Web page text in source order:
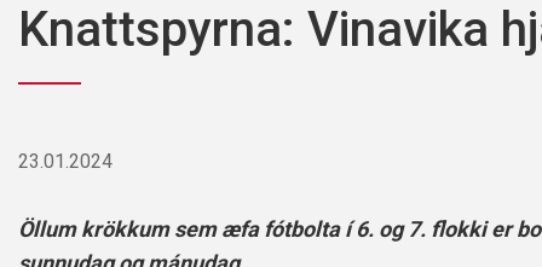
Knattspyrna
Pílukast
Pollamót Samskipa
Knattspyrna: Vinavika
23.01.2024
Öllum krökkum sem æfa fótbolta í 6. og 7. flokki er